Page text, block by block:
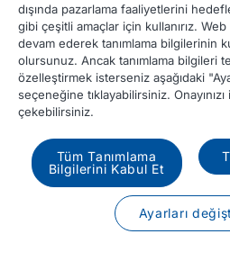
© 2026 DAF Legal notice
Income Tax
A PACCAR COMPANY
DRIVEN BY QUALITY
dışında pazarlama faaliyetlerini
gibi çeşitli amaçlar için kullanırız.
devam ederek tanımlama bilgilerinin
olursunuz. Ancak tanımlama bilgileri
özelleştirmek isterseniz aşağıdaki
seçeneğine tıklayabilirsiniz.
çekebilirsiniz.
Tüm Tanımlama
Bilgilerini Kabul Et
Ayarları